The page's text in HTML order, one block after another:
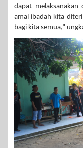
dapat melaksanakan
amal ibadah kita
bagi kita semua,”